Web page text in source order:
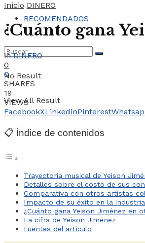
RECOMENDADOS
No Result
View All Result
Inicio DINERO
¿Cuánto gana
in DINERO
0
0
SHARES
19
VIEWS
FacebookXLinkedinPinterest
📋 Índice de contenidos
Trayectoria musical de Yeison
Detalles sobre el costo de sus
Comparativa con otros artistas
Impacto de su éxito en la
¿Cuánto gana Yeison Jiménez en
La cifra de Yeison Jiménez
Fuentes del artículo